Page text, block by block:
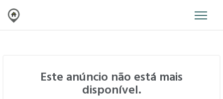
Este anúncio não está mais
disponível.